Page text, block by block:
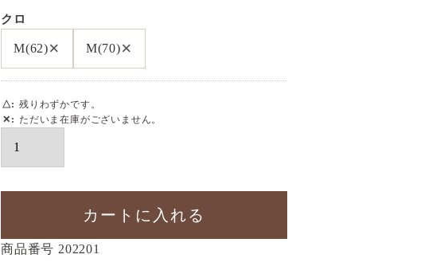
クロ
M(62)× M(70)×
△
残りわずかです。
✕
ただいま在庫がございません。
カートに入れる
商品番号 202201